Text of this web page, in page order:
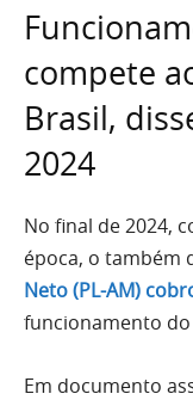
compete
Brasil,
2024
No final de 2024,
época, o também
Neto (PL-AM)
funcionamento do
Em documento